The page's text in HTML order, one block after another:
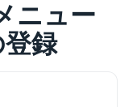
ニュー
録